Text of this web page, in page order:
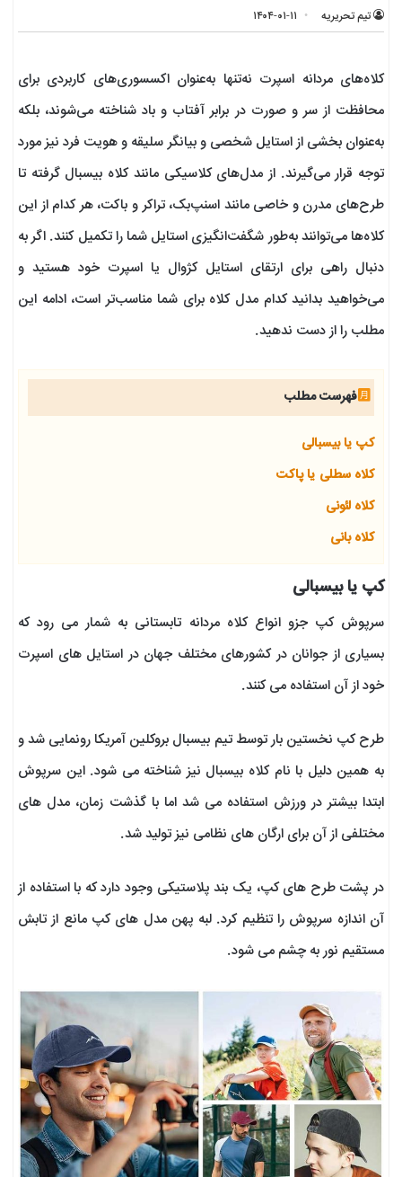
تیم تحریریه ۱۴۰۴-۰۱-۱۱
کلاه‌های مردانه اسپرت نه‌تنها به‌عنوان اکسسوری‌های کاربردی برای
محافظت از سر و صورت در برابر آفتاب و باد شناخته می‌شوند، بلکه
به‌عنوان بخشی از استایل شخصی و بیانگر سلیقه و هویت فرد نیز مورد
توجه قرار می‌گیرند. از مدل‌های کلاسیکی مانند کلاه بیسبال گرفته تا
طرح‌های مدرن و خاصی مانند اسنپ‌بک، تراکر و باکت، هر کدام از این
کلاه‌ها می‌توانند به‌طور شگفت‌انگیزی استایل شما را تکمیل کنند. اگر به
دنبال راهی برای ارتقای استایل کژوال یا اسپرت خود هستید و
می‌خواهید بدانید کدام مدل کلاه برای شما مناسب‌تر است، ادامه این
مطلب را از دست ندهید.
فهرست مطلب
کپ یا بیسبالی
کلاه سطلی یا پاکت
کلاه لئونی
کلاه بانی
کپ یا بیسبالی
سرپوش کپ جزو انواع کلاه مردانه تابستانی به شمار می رود که
بسیاری از جوانان در کشورهای مختلف جهان در استایل های اسپرت
خود از آن استفاده می کنند.
طرح کپ نخستین بار توسط تیم بیسبال بروکلین آمریکا رونمایی شد و
به همین دلیل با نام کلاه بیسبال نیز شناخته می شود. این سرپوش
ابتدا بیشتر در ورزش استفاده می شد اما با گذشت زمان، مدل های
مختلفی از آن برای ارگان های نظامی نیز تولید شد.
در پشت طرح های کپ، یک بند پلاستیکی وجود دارد که با استفاده از
آن اندازه سرپوش را تنظیم کرد. لبه پهن مدل های کپ مانع از تابش
مستقیم نور به چشم می شود.